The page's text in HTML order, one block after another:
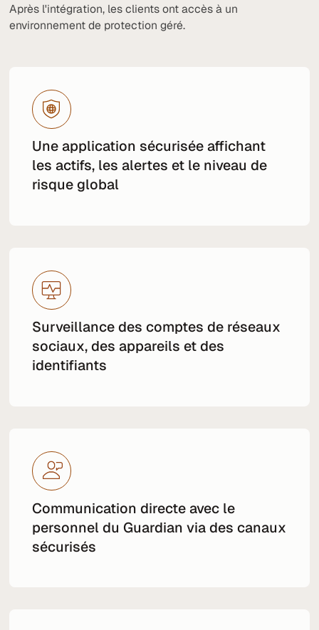
Après l'intégration, les clients ont accès à un
environnement de protection géré.
Une application sécurisée affichant
les actifs, les alertes et le niveau de
risque global
Surveillance des comptes de réseaux
sociaux, des appareils et des
identifiants
Communication directe avec le
personnel du Guardian via des canaux
sécurisés